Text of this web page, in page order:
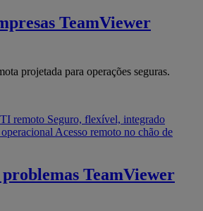
TeamViewer
projetada para operações seguras.
remoto Seguro, flexível, integrado
Acesso remoto no chão de
problemas TeamViewer